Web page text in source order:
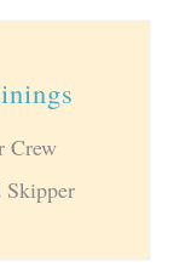
Crew
Skipper